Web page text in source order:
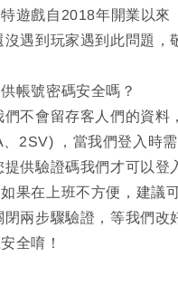
遊戲自2018年開業以來
遇到玩家遇到此問題，
供帳號密碼安全嗎？
不會留存客人們的資料
、2SV) ，當我們登入時
供驗證碼我們才可以登
果在上班不方便，建議
兩步驟驗證，等我們改
全唷！